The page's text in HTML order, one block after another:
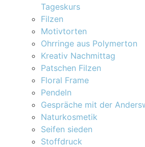
Tageskurs
Filzen
Motivtorten
Ohrringe aus Polymerton
Kreativ Nachmittag
Patschen Filzen
Floral Frame
Pendeln
Gespräche mit der
Naturkosmetik
Seifen sieden
Stoffdruck